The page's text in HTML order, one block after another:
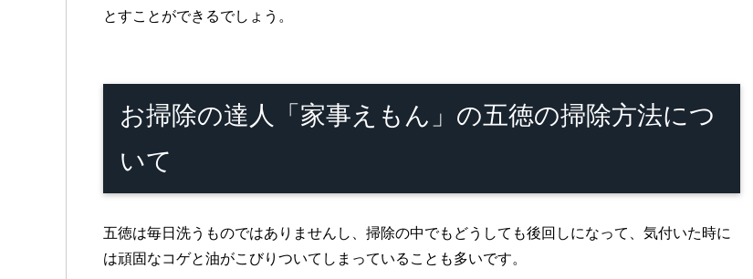
とすことができるでしょう。
お掃除の達人「家事えもん」の五徳の掃除方法につ
いて
五徳は毎日洗うものではありませんし、掃除の中でもどうしても後回しになって、気付いた時に
は頑固なコゲと油がこびりついてしまっていることも多いです。